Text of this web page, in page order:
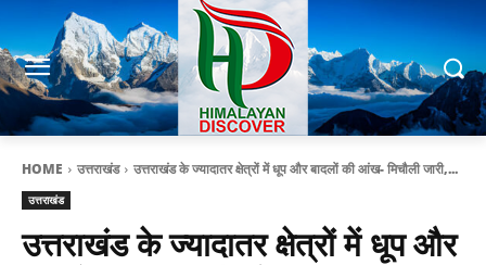
HOME उत्तराखंड उत्तराखंड के ज्यादातर क्षेत्रों में धूप और बादलों की आंख- मिचौली जारी,...
उत्तराखंड
उत्तराखंड के ज्यादातर क्षेत्रों में धूप और